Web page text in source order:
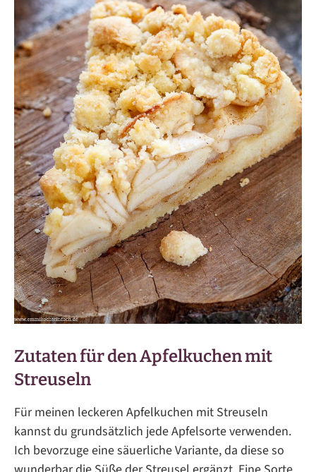
Zutaten für den Apfelkuchen mit
Streuseln
Für meinen leckeren Apfelkuchen mit Streuseln
kannst du grundsätzlich jede Apfelsorte verwenden.
Ich bevorzuge eine säuerliche Variante, da diese so